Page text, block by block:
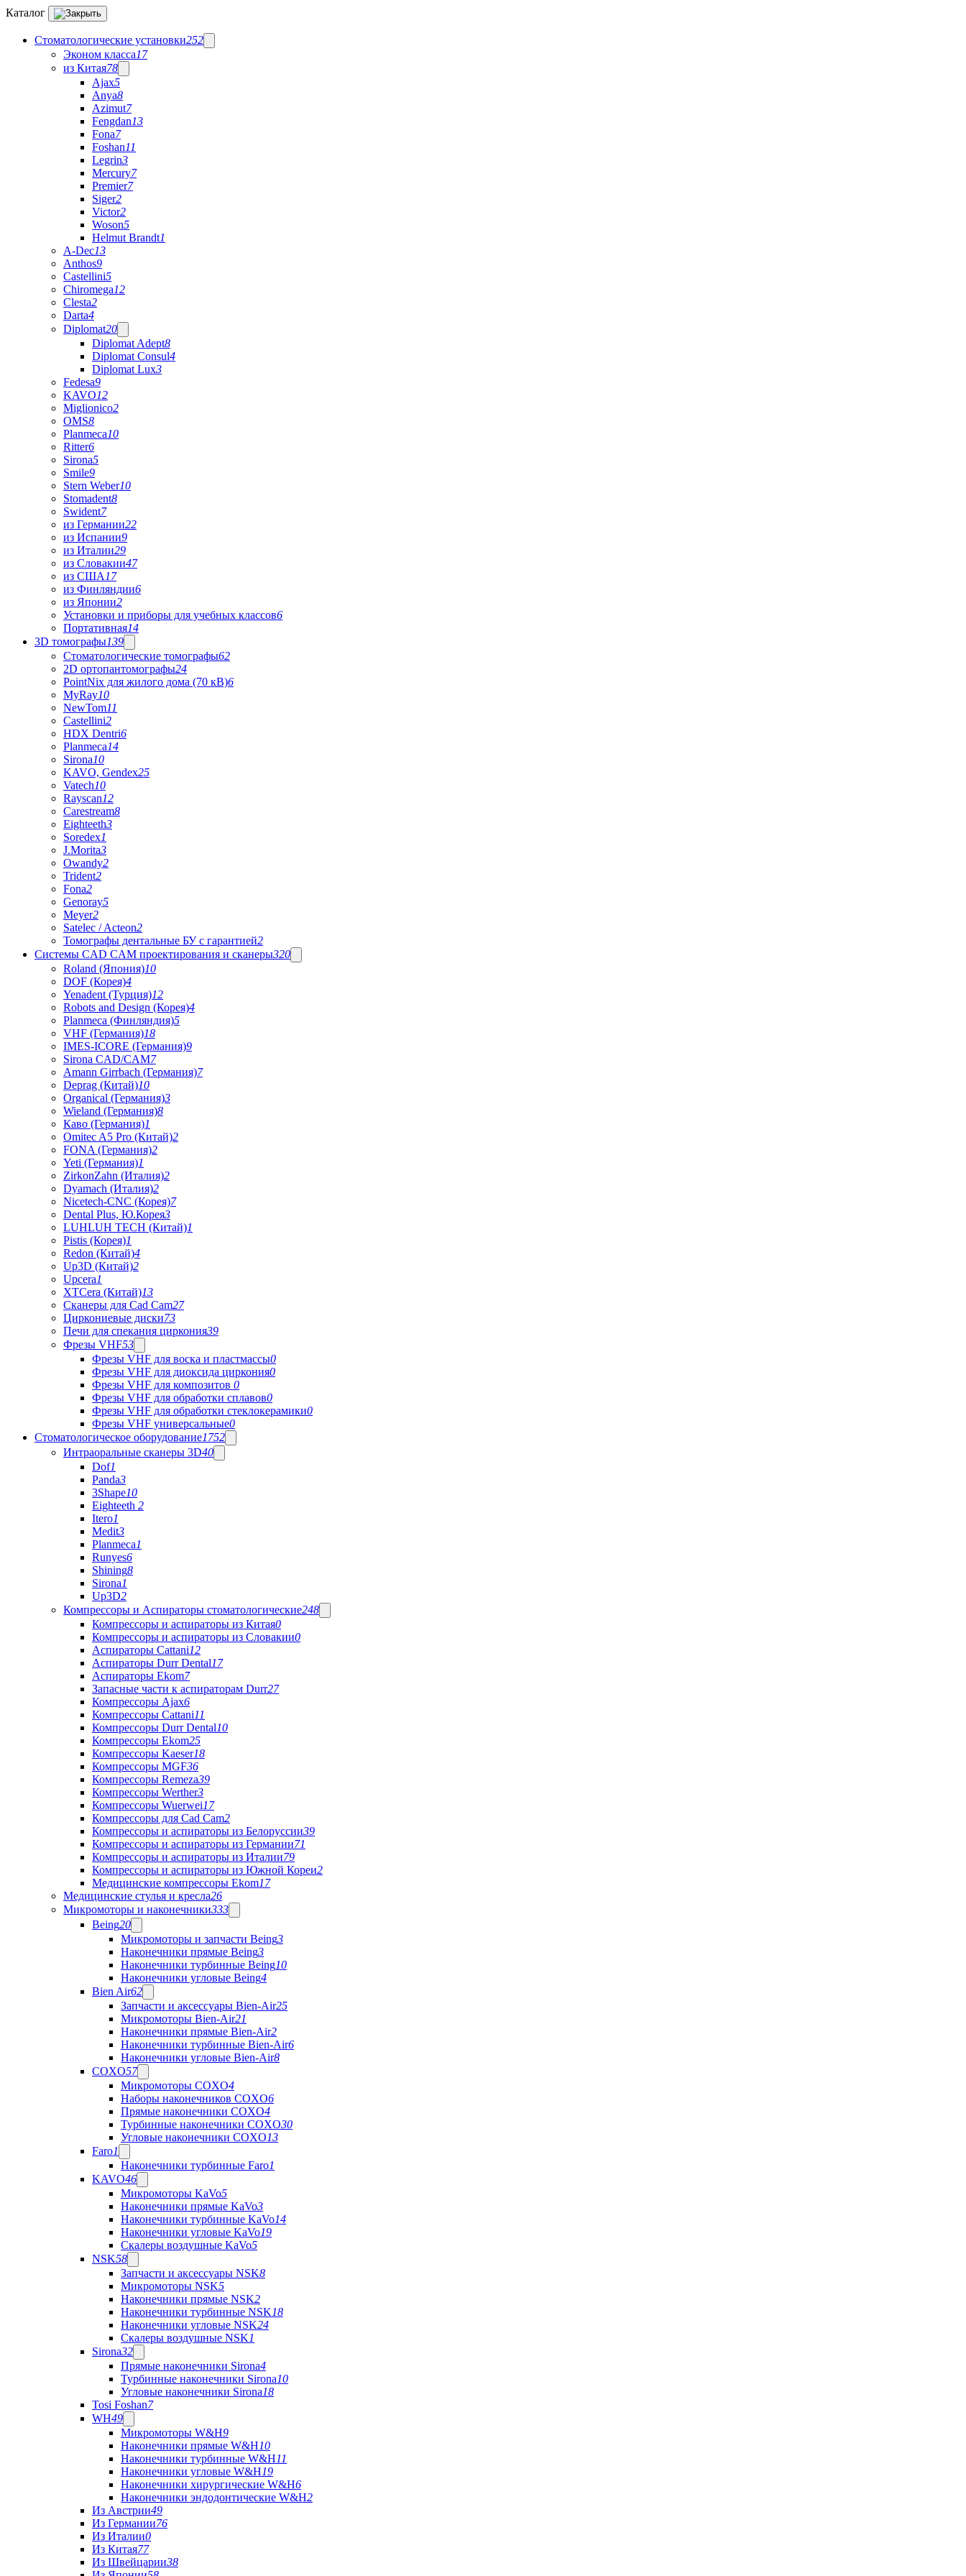
Каталог
Стоматологические установки252
Эконом класса17
из Китая78
Ajax5
Anya8
Azimut7
Fengdan13
Fona7
Foshan11
Legrin3
Mercury7
Premier7
Siger2
Victor2
Woson5
Helmut Brandt1
A-Dec13
Anthos9
Castellini5
Chiromega12
Clesta2
Darta4
Diplomat20
Diplomat Adept8
Diplomat Consul4
Diplomat Lux3
Fedesa9
KAVO12
Miglionico2
OMS8
Planmeca10
Ritter6
Sirona5
Smile9
Stern Weber10
Stomadent8
Swident7
из Германии22
из Испании9
из Италии29
из Словакии47
из США 17
из Финляндии6
из Японии2
Установки и приборы для учебных классов6
Портативная14
3D томографы139
Стоматологические томографы62
2D ортопантомографы24
PointNix для жилого дома (70 кВ)6
MyRay10
NewTom11
Castellini2
HDX Dentri6
Planmeca14
Sirona10
KAVO, Gendex25
Vatech10
Rayscan12
Carestream8
Eighteeth3
Soredex1
J.Morita3
Owandy2
Trident2
Fona2
Genoray5
Meyer2
Satelec / Acteon2
Томографы дентальные БУ с гарантией2
Системы CAD CAM проектирования и сканеры320
Roland (Япония)10
DOF (Корея)4
Yenadent (Турция)12
Robots and Design (Корея)4
Planmeca (Финляндия)5
VHF (Германия)18
IMES-ICORE (Германия)9
Sirona CAD/CAM7
Amann Girrbach (Германия)7
Deprag (Китай)10
Organical (Германия)3
Wieland (Германия)8
Каво (Германия)1
Omitec A5 Pro (Китай)2
FONA (Германия)2
Yeti (Германия)1
ZirkonZahn (Италия)2
Dyamach (Италия)2
Nicetech-CNC (Корея)7
Dental Plus, Ю.Корея3
LUHLUH TECH (Китай)1
Pistis (Корея)1
Redon (Китай)4
Up3D (Китай)2
Upcera1
XTCera (Китай)13
Сканеры для Cad Cam27
Циркониевые диски73
Печи для спекания циркония39
Фрезы VHF53
Фрезы VHF для воска и пластмассы0
Фрезы VHF для диоксида циркония0
Фрезы VHF для композитов 0
Фрезы VHF для обработки сплавов0
Фрезы VHF для обработки стеклокерамики0
Фрезы VHF универсальные0
Стоматологическое оборудование1752
Интраоральные сканеры 3D40
Dof1
Panda3
3Shape10
Eighteeth 2
Itero1
Medit3
Planmeca1
Runyes6
Shining8
Sirona1
Up3D2
Компрессоры и Аспираторы стоматологические248
Компрессоры и аспираторы из Китая0
Компрессоры и аспираторы из Словакии0
Аспираторы Cattani12
Аспираторы Durr Dental17
Аспираторы Ekom7
Запасные части к аспираторам Durr27
Компрессоры Ajax6
Компрессоры Cattani11
Компрессоры Durr Dental10
Компрессоры Ekom25
Компрессоры Kaeser18
Компрессоры MGF36
Компрессоры Remeza39
Компрессоры Werther3
Компрессоры Wuerwei17
Компрессоры для Cad Cam2
Компрессоры и аспираторы из Белоруссии39
Компрессоры и аспираторы из Германии71
Компрессоры и аспираторы из Италии79
Компрессоры и аспираторы из Южной Кореи2
Медицинские компрессоры Ekom17
Медицинские стулья и кресла26
Микромоторы и наконечники333
Being20
Микромоторы и запчасти Being3
Наконечники прямые Being3
Наконечники турбинные Being10
Наконечники угловые Being4
Bien Air62
Запчасти и аксессуары Bien-Air25
Микромоторы Bien-Air21
Наконечники прямые Bien-Air2
Наконечники турбинные Bien-Air6
Наконечники угловые Bien-Air8
COXO57
Микромоторы COXO4
Наборы наконечников COXO6
Прямые наконечники COXO4
Турбинные наконечники COXO30
Угловые наконечники COXO13
Faro1
Наконечники турбинные Faro1
KAVO46
Микромоторы KaVo5
Наконечники прямые KaVo3
Наконечники турбинные KaVo14
Наконечники угловые KaVo19
Скалеры воздушные KaVo5
NSK58
Запчасти и аксессуары NSK8
Микромоторы NSK5
Наконечники прямые NSK2
Наконечники турбинные NSK18
Наконечники угловые NSK24
Скалеры воздушные NSK1
Sirona32
Прямые наконечники Sirona4
Турбинные наконечники Sirona10
Угловые наконечники Sirona18
Tosi Foshan7
WH49
Микромоторы W&H9
Наконечники прямые W&H10
Наконечники турбинные W&H11
Наконечники угловые W&H19
Наконечники хирургические W&H6
Наконечники эндодонтические W&H2
Из Австрии49
Из Германии76
Из Италии0
Из Китая77
Из Швейцарии38